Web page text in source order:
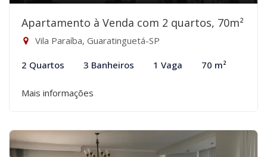
Apartamento à Venda com 2 quartos, 70m²
Vila Paraíba, Guaratinguetá-SP
2 Quartos 3 Banheiros 1 Vaga 70 m²
Mais informações